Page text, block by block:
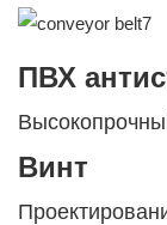
ПВХ
Винт